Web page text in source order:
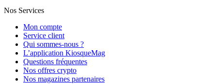
Nos Services
Mon compte
Service client
Qui sommes-nous ?
L’application KiosqueMag
Questions fréquentes
Nos offres crypto
Nos magazines partenaires